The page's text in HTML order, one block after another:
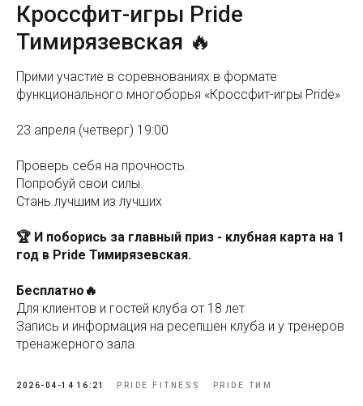
Кроссфит-игры Pride
Тимирязевская 🔥
Прими участие в соревнованиях в формате
функционального многоборья «Кроссфит-игры Pride»
23 апреля (четверг) 19:00
Проверь себя на прочность.
Попробуй свои силы.
Стань лучшим из лучших
🏆 И поборись за главный приз - клубная карта на 1
год в Pride Тимирязевская.
Бесплатно🔥
Для клиентов и гостей клуба от 18 лет
Запись и информация на ресепшен клуба и у тренеров
тренажерного зала
2026-04-14 16:21 PRIDE FITNESS PRIDE ТИМ